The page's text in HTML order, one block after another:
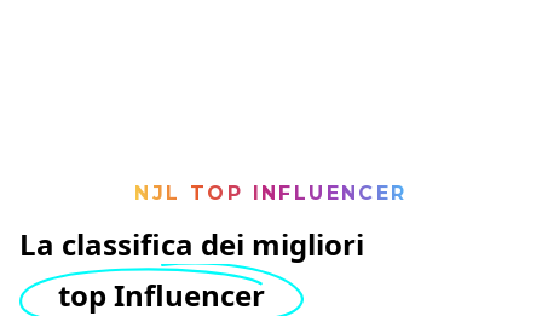
NJL TOP INFLUENCER
La classifica dei migliori
top Influencer